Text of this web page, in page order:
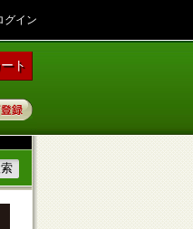
グイン
ト